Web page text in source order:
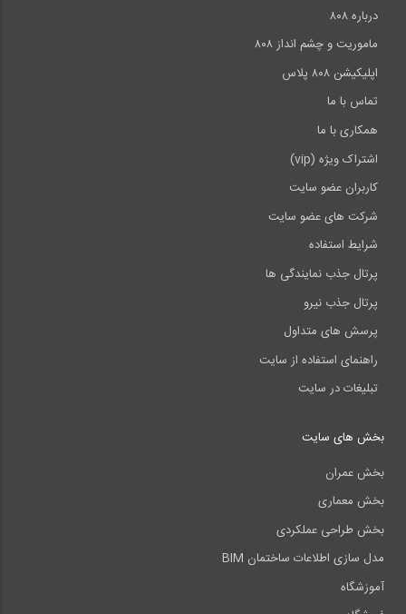
درباره ۸۰۸
ماموریت و چشم انداز ۸۰۸
اپلیکیشن ۸۰۸ پلاس
تماس با ما
همکاری با ما
اشتراک ویژه (vip)
کاربران عضو سایت
شرکت های عضو سایت
شرایط استفاده
پرتال جذب نمایندگی ها
پرتال جذب نیرو
پرسش های متداول
راهنمای استفاده از سایت
تبلیغات در سایت
بخش های سایت
بخش عمران
بخش معماری
بخش طراحی عملکردی
مدل سازی اطلاعات ساختمان BIM
آموزشگاه